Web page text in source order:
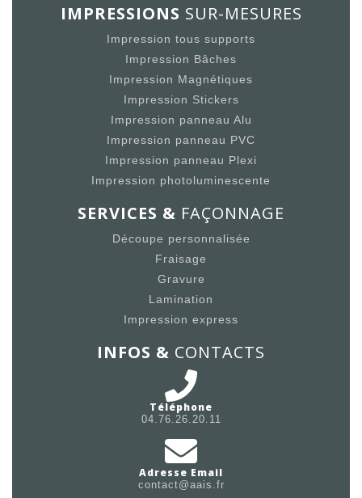
IMPRESSIONS SUR-MESURES
Impression tous supports
Impression Bâches
Impression Magnétiques
Impression Stickers
Impression panneau Alu
Impression panneau PVC
Impression panneau Plexi
Impression photoluminescente
SERVICES & FAÇONNAGE
Découpe personnalisée
Fraisage
Gravure
Lamination
Impression express
INFOS & CONTACTS
Téléphone
04.76.26.20.11
Adresse Email
contact@aais.fr